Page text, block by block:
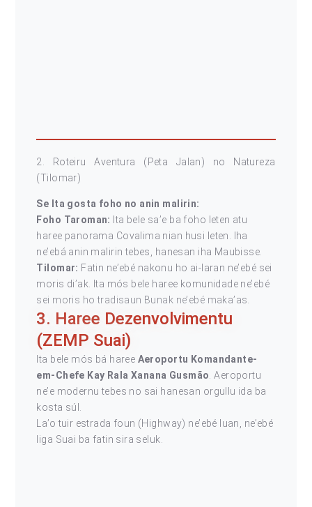
2. Roteiru Aventura (Peta Jalan) no Natureza
(Tilomar)
Se Ita gosta foho no anin malirin:
Foho Taroman: Ita bele sa’e ba foho leten atu
haree panorama Covalima nian husi leten. Iha
ne’ebá anin malirin tebes, hanesan iha Maubisse.
Tilomar: Fatin ne’ebé nakonu ho ai-laran ne’ebé sei
moris di’ak. Ita mós bele haree komunidade ne’ebé
sei moris ho tradisaun Bunak ne’ebé maka’as.
3. Haree Dezenvolvimentu
(ZEMP Suai)
Ita bele mós bá haree Aeroportu Komandante-
em-Chefe Kay Rala Xanana Gusmão . Aeroportu
ne’e modernu tebes no sai hanesan orgullu ida ba
kosta súl.
La’o tuir estrada foun (Highway) ne’ebé luan, ne’ebé
liga Suai ba fatin sira seluk.